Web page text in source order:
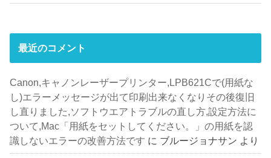
最近のコメント
Canon,キャノンレーザープリンター,LPB621Cで(用紙な
し)エラーメッセージが出て印刷出来なくなりその後復旧
し直りました,ソフトウエアトラブルの直し方,設定方法に
ついて,Mac「用紙をセットしてください。」の用紙を認
識しないエラーの改善方法です に ブルージョナサン より